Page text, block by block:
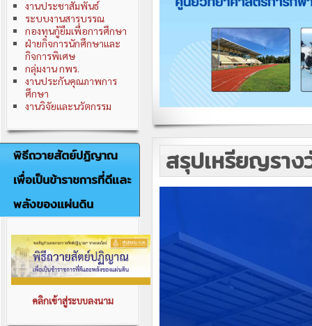
งานประชาสัมพันธ์
ระบบงานสารบรรณ
กองทุนกู้ยืมเพื่อการศึกษา
ฝ่ายกิจการนักศึกษาและ
กิจการพิเศษ
กลุ่มงาน กพร.
งานประกันคุณภาพการ
ศึกษา
งานวิจัยและนวัตกรรม
พิธีถวายสัตย์ปฏิญาณ
เพื่อเป็นข้าราชการที่ดีและ
พลังของแผ่นดิน
คลิกเข้าสู่ระบบลงนาม
สรุปเหรียญรา